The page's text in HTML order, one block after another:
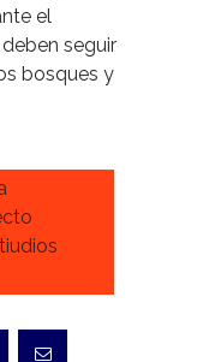
el
seguir
bosques y